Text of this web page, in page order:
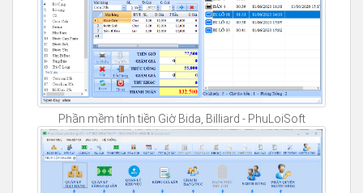
Phần mềm tính tiền Giờ Bida, Billiard - PhuLoiSoft